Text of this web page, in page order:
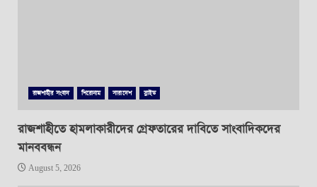
রাজশাহীর সংবাদ শিরোনাম সারাদেশ স্লাইড
রাজশাহীতে হামলাকারীদের গ্রেফতারের দাবিতে সাংবাদিকদের
মানববন্ধন
August 5, 2026